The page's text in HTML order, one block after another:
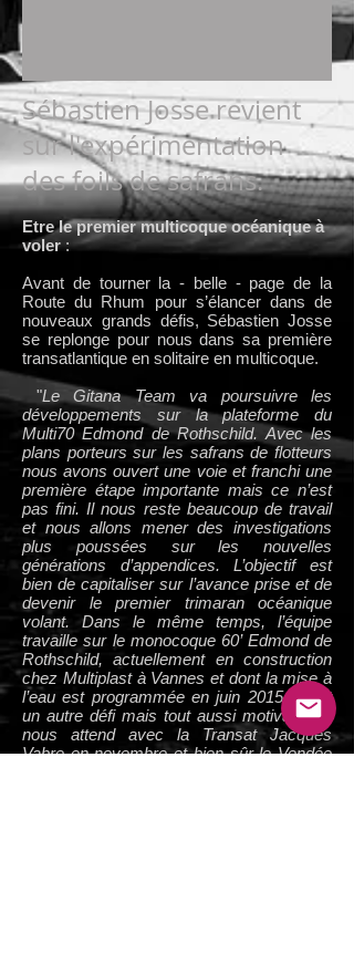
Sébastien Josse revient
sur l'expérimentation
des foils de safrans.
Etre le premier multicoque océanique à
voler:
Avant de tourner la - belle - page de la
Route du Rhum pour s’élancer dans de
nouveaux grands défis, Sébastien Josse
se replonge pour nous dans sa première
transatlantique en solitaire en multicoque.
"Le Gitana Team va poursuivre les
développements sur la plateforme du
Multi70 Edmond de Rothschild. Avec les
plans porteurs sur les safrans de flotteurs
nous avons ouvert une voie et franchi une
première étape importante mais ce n’est
pas fini. Il nous reste beaucoup de travail
et nous allons mener des investigations
plus poussées sur les nouvelles
générations d’appendices. L’objectif est
bien de capitaliser sur l’avance prise et de
devenir le premier trimaran océanique
volant. Dans le même temps, l’équipe
travaille sur le monocoque 60’ Edmond de
Rothschild, actuellement en construction
chez Multiplast à Vannes et dont la mise à
l’eau est programmée en juin 2015. C’est
un autre défi mais tout aussi motivant qui
nous attend avec la Transat Jacques
Vabre en novembre et bien sûr le Vendée